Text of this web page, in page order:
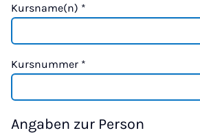
Kursname(n) *
Kursnummer *
Angaben zur Person